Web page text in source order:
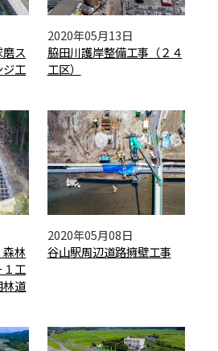
ス
ジ工
2020年05月13日
脇田川護岸整備工事（２４
工区）
林
１工
林道
2020年05月08日
谷山駅周辺道路擁壁工事